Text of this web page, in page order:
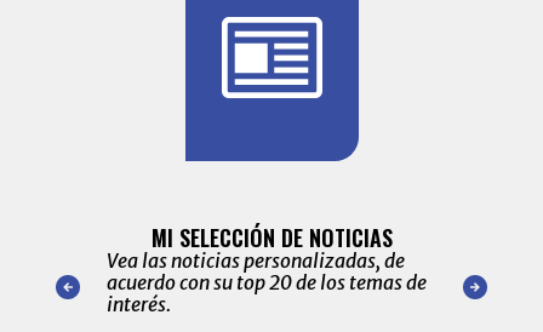
nuestro
para
MI SELECCIÓN DE NOTICIAS
Vea las noticias personalizadas, de
acuerdo con su top 20 de los temas de
interés.
de las